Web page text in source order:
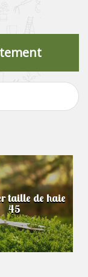
taille de haie
45